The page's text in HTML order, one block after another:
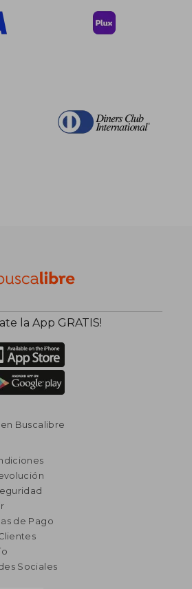
$ 55.79
33.47
45%
dcto.
la App GRATIS!
Buscalibre
de Pago
Sociales